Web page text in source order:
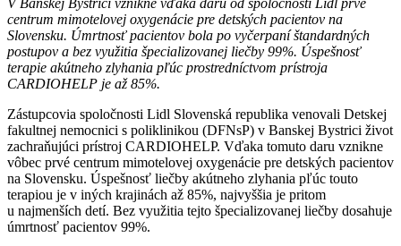
centrum mimotelovej oxygenácie pre detských pacientov na
Slovensku. Úmrtnosť pacientov bola po vyčerpaní štandardných
postupov a bez využitia špecializovanej liečby 99%. Úspešnosť
terapie akútneho zlyhania pľúc prostredníctvom prístroja
CARDIOHELP je až 85%.
Zástupcovia spoločnosti Lidl Slovenská republika venovali Detskej
fakultnej nemocnici s poliklinikou (DFNsP) v Banskej Bystrici život
zachraňujúci prístroj CARDIOHELP. Vďaka tomuto daru vznikne
vôbec prvé centrum mimotelovej oxygenácie pre detských pacientov
na Slovensku. Úspešnosť liečby akútneho zlyhania pľúc touto
terapiou je v iných krajinách až 85%, najvyššia je pritom
u najmenších detí. Bez využitia tejto špecializovanej liečby dosahuje
úmrtnosť pacientov 99%.